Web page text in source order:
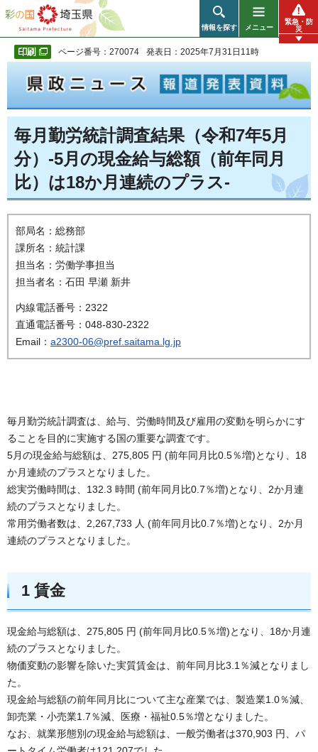
彩の国 埼玉県
情報を探す メニュー
緊急・防
災
ページ番号：270074 発表日：2025年7月31日11時
毎月勤労統計調査結果（令和7年5月
分）-5月の現金給与総額（前年同月
比）は18か月連続のプラス-
部局名：総務部
課所名：統計課
担当名：労働学事担当
担当者名：石田 早瀬 新井
内線電話番号：2322
直通電話番号：048-830-2322
Email： a2300-06@pref.saitama.lg.jp
毎月勤労統計調査は、給与、労働時間及び雇用の変動を明らかにす
ることを目的に実施する国の重要な調査です。
5月の現金給与総額は、275,805 円 (前年同月比0.5％増)となり、18
か月連続のプラスとなりました。
総実労働時間は、132.3 時間 (前年同月比0.7％増)となり、2か月連
続のプラスとなりました。
常用労働者数は、2,267,733 人 (前年同月比0.7％増)となり、2か月
連続のプラスとなりました。
1 賃金
現金給与総額は、275,805 円 (前年同月比0.5％増)となり、18か月連
続のプラスとなりました。
物価変動の影響を除いた実質賃金は、前年同月比3.1％減となりまし
た。
現金給与総額の前年同月比について主な産業では、製造業1.0％減、
卸売業・小売業1.7％減、医療・福祉0.5％増となりました。
なお、就業形態別の現金給与総額は、一般労働者は370,903 円、パ